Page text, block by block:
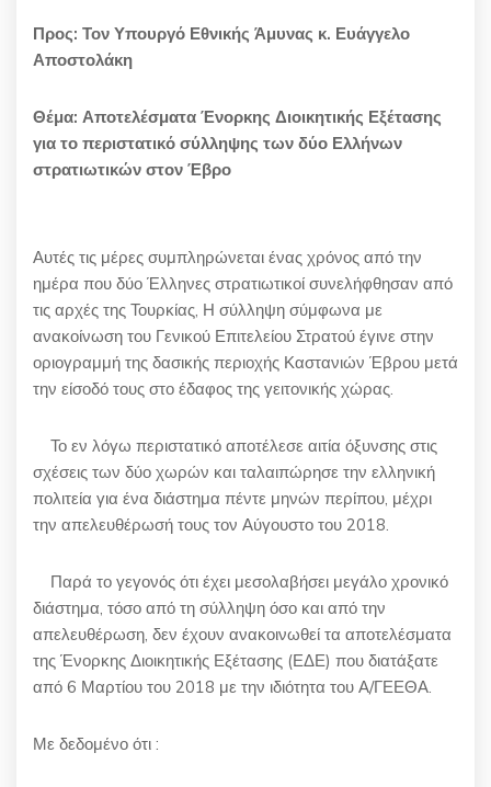
Προς: Τον Υπουργό Εθνικής Άμυνας κ. Ευάγγελο
Αποστολάκη
Θέμα: Αποτελέσματα Ένορκης Διοικητικής Εξέτασης
για το περιστατικό σύλληψης των δύο Ελλήνων
στρατιωτικών στον Έβρο
Αυτές τις μέρες συμπληρώνεται ένας χρόνος από την
ημέρα που δύο Έλληνες στρατιωτικοί συνελήφθησαν από
τις αρχές της Τουρκίας, Η σύλληψη σύμφωνα με
ανακοίνωση του Γενικού Επιτελείου Στρατού έγινε στην
οριογραμμή της δασικής περιοχής Καστανιών Έβρου μετά
την είσοδό τους στο έδαφος της γειτονικής χώρας.
Το εν λόγω περιστατικό αποτέλεσε αιτία όξυνσης στις
σχέσεις των δύο χωρών και ταλαιπώρησε την ελληνική
πολιτεία για ένα διάστημα πέντε μηνών περίπου, μέχρι
την απελευθέρωσή τους τον Αύγουστο του 2018.
Παρά το γεγονός ότι έχει μεσολαβήσει μεγάλο χρονικό
διάστημα, τόσο από τη σύλληψη όσο και από την
απελευθέρωση, δεν έχουν ανακοινωθεί τα αποτελέσματα
της Ένορκης Διοικητικής Εξέτασης (ΕΔΕ) που διατάξατε
από 6 Μαρτίου του 2018 με την ιδιότητα του Α/ΓΕΕΘΑ.
Με δεδομένο ότι :